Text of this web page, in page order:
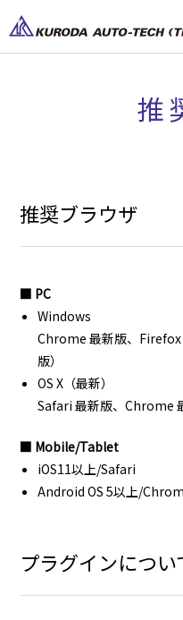
推
推奨ブラウザ
■ PC
Windows
Chrome 最新版、
版）
OS X（最新）
Safari 最新版、Chrome
■ Mobile/Tablet
iOS11以上/Safari
Android OS 5以上/
プラグインについ